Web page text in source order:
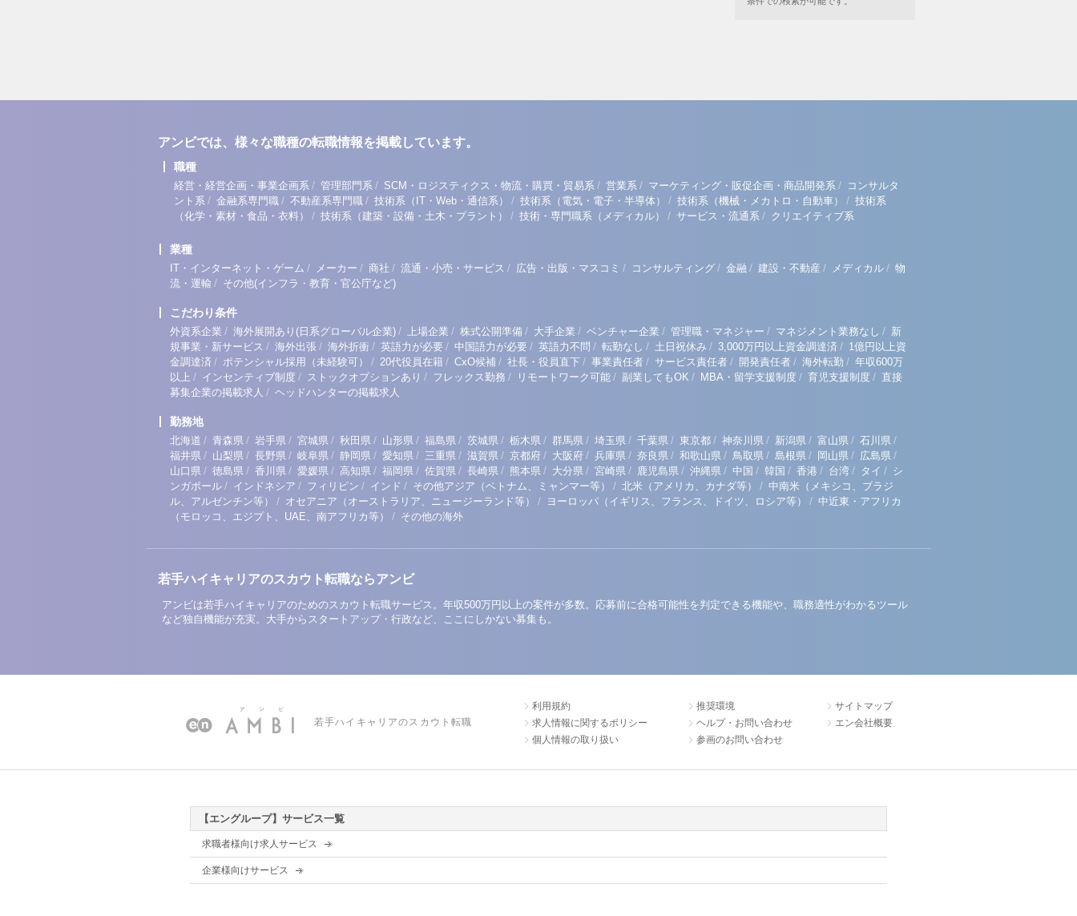
アンビでは、様々な職種の転職情報を掲載しています。
職種
経営・経営企画・事業企画系 / 管理部門系 / SCM・ロジスティクス・物流・購買・貿易系 / 営業系 / マーケティング・販促企画・商品開発系 / コンサルタ
ント系 / 金融系専門職 / 不動産系専門職 / 技術系（IT・Web・通信系） / 技術系（電気・電子・半導体） / 技術系（機械・メカトロ・自動車） / 技術系
（化学・素材・食品・衣料）
/ 技術系（建築・設備・土木・プラント） / 技術・専門職系（メディカル） / サービス・流通系 / クリエイティブ系
業種
IT・インターネット・ゲーム / メーカー / 商社 / 流通・小売・サービス / 広告・出版・マスコミ / コンサルティング / 金融 / 建設・不動産 / メディカル / 物
流・運輸 / その他(インフラ・教育・官公庁など)
こだわり条件
外資系企業 / 海外展開あり(日系グローバル企業) / 上場企業 / 株式公開準備 / 大手企業 / ベンチャー企業 / 管理職・マネジャー / マネジメント業務なし / 新
規事業・新サービス / 海外出張 / 海外折衝 / 英語力が必要 / 中国語力が必要 / 英語力不問 / 転勤なし / 土日祝休み / 3,000万円以上資金調達済 / 1億円以上資
金調達済 / ポテンシャル採用（未経験可） / 20代役員在籍 / CxO候補 / 社長・役員直下 / 事業責任者 / サービス責任者 / 開発責任者 / 海外転勤 / 年収600万
以上 / インセンティブ制度 / ストックオプションあり / フレックス勤務 / リモートワーク可能 / 副業してもOK / MBA・留学支援制度 / 育児支援制度 / 直接
募集企業の掲載求人 / ヘッドハンターの掲載求人
勤務地
北海道 / 青森県 / 岩手県 / 宮城県 / 秋田県 / 山形県 / 福島県 / 茨城県 / 栃木県 / 群馬県 / 埼玉県 / 千葉県 / 東京都 / 神奈川県 / 新潟県 / 富山県 / 石川県 /
福井県 / 山梨県 / 長野県 / 岐阜県 / 静岡県 / 愛知県 / 三重県 / 滋賀県 / 京都府 / 大阪府 / 兵庫県 / 奈良県 / 和歌山県 / 鳥取県 / 島根県 / 岡山県 / 広島県 /
山口県 / 徳島県 / 香川県 / 愛媛県 / 高知県 / 福岡県 / 佐賀県 / 長崎県 / 熊本県 / 大分県 / 宮崎県 / 鹿児島県 / 沖縄県 / 中国 / 韓国 / 香港 / 台湾 / タイ / シ
ンガポール / インドネシア / フィリピン / インド / その他アジア（ベトナム、ミャンマー等） / 北米（アメリカ、カナダ等） / 中南米（メキシコ、ブラジ
ル、アルゼンチン等）
/ オセアニア（オーストラリア、ニュージーランド等） / ヨーロッパ（イギリス、フランス、ドイツ、ロシア等） / 中近東・アフリカ
（モロッコ、エジプト、UAE、南アフリカ等）
/ その他の海外
若手ハイキャリアのスカウト転職ならアンビ
アンビは若手ハイキャリアのためのスカウト転職サービス。年収500万円以上の案件が多数。応募前に合格可能性を判定できる機能や、職務適性がわかるツール
など独自機能が充実。大手からスタートアップ・行政など、ここにしかない募集も。
若手ハイキャリアのスカウト転職
利用規約
求人情報に関するポリシー
個人情報の取り扱い
推奨環境
ヘルプ・お問い合わせ
参画のお問い合わせ
サイトマップ
エン会社概要
【エングループ】サービス一覧
求職者様向け求人サービス
企業様向けサービス